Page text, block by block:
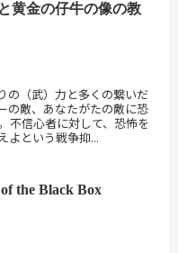
黄金の仔牛の像の教
の（武）力と多くの繋いだ
の敵、あなたがたの敵に恐
不信心者に対して、恐怖を
よという戦争抑...
the Black Box